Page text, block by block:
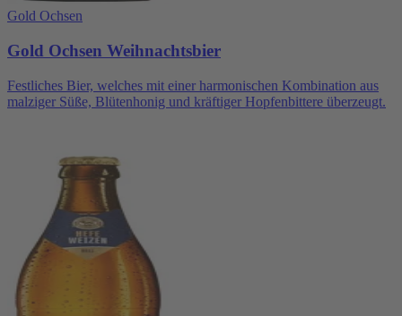
Gold Ochsen
Gold Ochsen Weihnachtsbier
Festliches Bier, welches mit einer harmonischen Kombination aus
malziger Süße, Blütenhonig und kräftiger Hopfenbittere überzeugt.